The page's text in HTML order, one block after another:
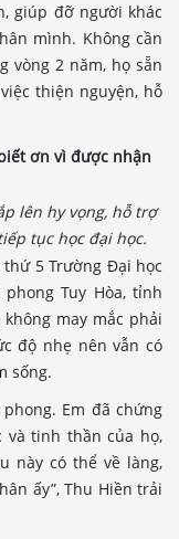
giúp đỡ người khác
mình. Không cần
vòng 2 năm, họ sẵn
thiện nguyện, hỗ
lên hy vọng, hỗ trợ
tục học đại học.
5 Trường Đại học
Tuy Hòa, tỉnh
may mắc phải
độ nhẹ nên vẫn có
sống.
Em đã chứng
và tinh thần của họ,
này có thể về làng,
ấy”, Thu Hiền trải